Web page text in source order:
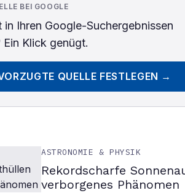
BEI GOOGLE
in Ihren Google-Suchergebnissen
Klick genügt.
QUELLE FESTLEGEN →
ASTRONOMIE & PHYSIK
Rekordscharfe
verborgenes Phänomen